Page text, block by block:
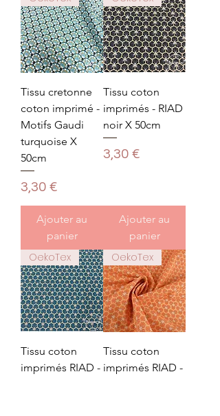
Tissu cretonne
coton imprimé -
Motifs Gaudi
turquoise X
50cm
Prix
3,30 €
Ajouter au
panier
Tissu coton
imprimés - RIAD
noir X 50cm
Prix
3,30 €
Ajouter au
panier
OekoTex
Tissu coton
imprimés RIAD -
OekoTex
Tissu coton
imprimés RIAD -